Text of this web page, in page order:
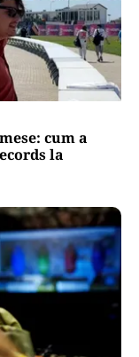
cum a
la